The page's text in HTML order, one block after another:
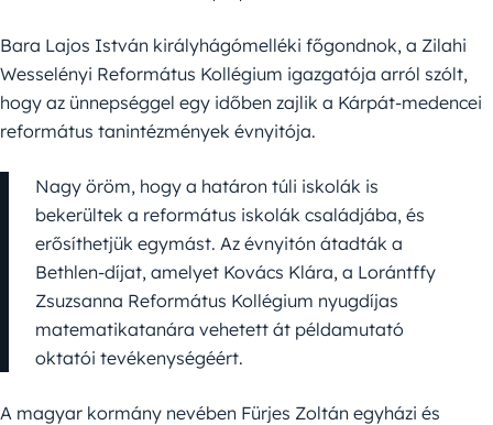
Bara Lajos István királyhágómelléki főgondnok, a Zilahi
Wesselényi Református Kollégium igazgatója arról szólt,
hogy az ünnepség­gel egy időben zajlik a Kárpát-medencei
református tanintézmények évnyitója.
Nagy öröm, hogy a határon túli iskolák is
bekerültek a református iskolák családjába, és
erősíthetjük egymást. Az évnyitón átadták a
Bethlen-díjat, amelyet Kovács Klára, a Lorántffy
Zsuzsanna Református Kollégium nyugdíjas
matematikatanára vehetett át példamutató
oktatói tevékenységéért.
A magyar kormány nevében Fürjes Zoltán egyházi és